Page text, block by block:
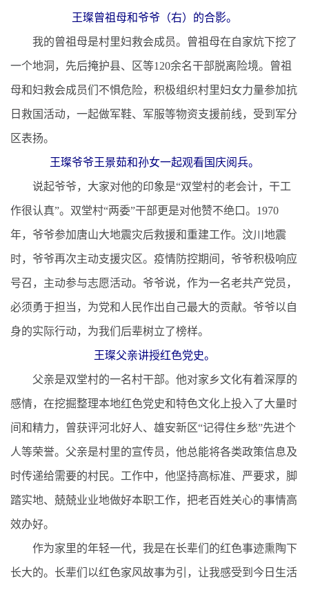
王璨曾祖母和爷爷（右）的合影。
我的曾祖母是村里妇救会成员。曾祖母在自家炕下挖了
一个地洞，先后掩护县、区等120余名干部脱离险境。曾祖
母和妇救会成员们不惧危险，积极组织村里妇女力量参加抗
日救国活动，一起做军鞋、军服等物资支援前线，受到军分
区表扬。
王璨爷爷王景茹和孙女一起观看国庆阅兵。
说起爷爷，大家对他的印象是“双堂村的老会计，干工
作很认真”。双堂村“两委”干部更是对他赞不绝口。1970
年，爷爷参加唐山大地震灾后救援和重建工作。汶川地震
时，爷爷再次主动支援灾区。疫情防控期间，爷爷积极响应
号召，主动参与志愿活动。爷爷说，作为一名老共产党员，
必须勇于担当，为党和人民作出自己最大的贡献。爷爷以自
身的实际行动，为我们后辈树立了榜样。
王璨父亲讲授红色党史。
父亲是双堂村的一名村干部。他对家乡文化有着深厚的
感情，在挖掘整理本地红色党史和特色文化上投入了大量时
间和精力，曾获评河北好人、雄安新区“记得住乡愁”先进个
人等荣誉。父亲是村里的宣传员，他总能将各类政策信息及
时传递给需要的村民。工作中，他坚持高标准、严要求，脚
踏实地、兢兢业业地做好本职工作，把老百姓关心的事情高
效办好。
作为家里的年轻一代，我是在长辈们的红色事迹熏陶下
长大的。长辈们以红色家风故事为引，让我感受到今日生活